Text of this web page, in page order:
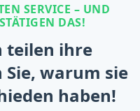
SERVICE – UND
DAS!
teilen ihre
Sie, warum sie
haben!